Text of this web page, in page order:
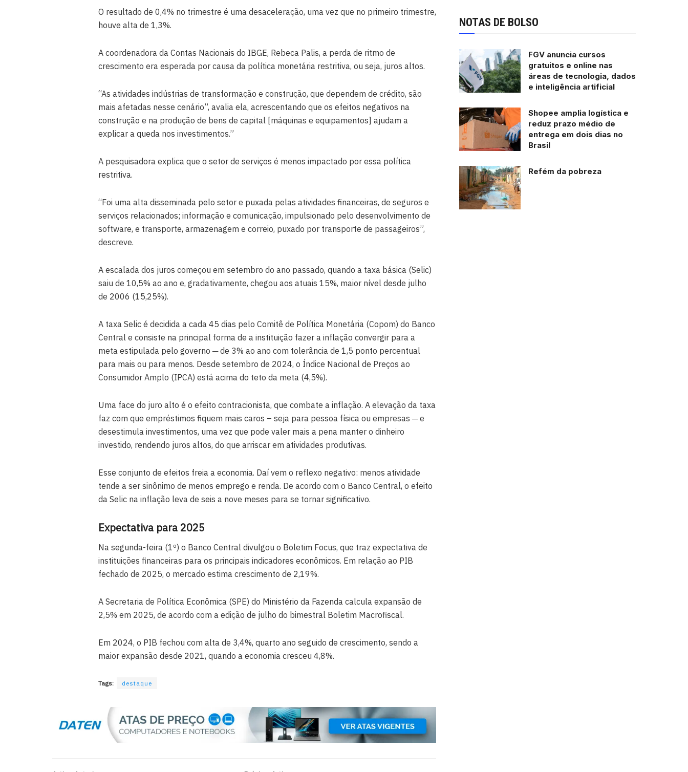
O resultado de 0,4% no trimestre é uma desaceleração, uma vez que no primeiro trimestre,
houve alta de 1,3%.
A coordenadora da Contas Nacionais do IBGE, Rebeca Palis, a perda de ritmo de
crescimento era esperada por causa da política monetária restritiva, ou seja, juros altos.
“As atividades indústrias de transformação e construção, que dependem de crédito, são
mais afetadas nesse cenário”, avalia ela, acrescentando que os efeitos negativos na
construção e na produção de bens de capital [máquinas e equipamentos] ajudam a
explicar a queda nos investimentos.”
A pesquisadora explica que o setor de serviços é menos impactado por essa política
restritiva.
“Foi uma alta disseminada pelo setor e puxada pelas atividades financeiras, de seguros e
serviços relacionados; informação e comunicação, impulsionado pelo desenvolvimento de
software, e transporte, armazenagem e correio, puxado por transporte de passageiros”,
descreve.
A escalada dos juros começou em setembro do ano passado, quando a taxa básica (Selic)
saiu de 10,5% ao ano e, gradativamente, chegou aos atuais 15%, maior nível desde julho
de 2006 (15,25%).
A taxa Selic é decidida a cada 45 dias pelo Comitê de Política Monetária (Copom) do Banco
Central e consiste na principal forma de a instituição fazer a inflação convergir para a
meta estipulada pelo governo ─ de 3% ao ano com tolerância de 1,5 ponto percentual
para mais ou para menos. Desde setembro de 2024, o Índice Nacional de Preços ao
Consumidor Amplo (IPCA) está acima do teto da meta (4,5%).
Uma face do juro alto é o efeito contracionista, que combate a inflação. A elevação da taxa
faz com que empréstimos fiquem mais caros – seja para pessoa física ou empresas ─ e
desestimula investimentos, uma vez que pode valer mais a pena manter o dinheiro
investido, rendendo juros altos, do que arriscar em atividades produtivas.
Esse conjunto de efeitos freia a economia. Daí vem o reflexo negativo: menos atividade
tende a ser sinônimo de menos emprego e renda. De acordo com o Banco Central, o efeito
da Selic na inflação leva de seis a nove meses para se tornar significativo.
Expectativa para 2025
Na segunda-feira (1º) o Banco Central divulgou o Boletim Focus, que traz expectativa de
instituições financeiras para os principais indicadores econômicos. Em relação ao PIB
fechado de 2025, o mercado estima crescimento de 2,19%.
A Secretaria de Política Econômica (SPE) do Ministério da Fazenda calcula expansão de
2,5% em 2025, de acordo com a edição de julho do bimestral Boletim Macrofiscal.
Em 2024, o PIB fechou com alta de 3,4%, quarto ano seguido de crescimento, sendo a
maior expansão desde 2021, quando a economia cresceu 4,8%.
Tags: destaque
NOTAS DE BOLSO
FGV anuncia cursos
gratuitos e online nas
áreas de tecnologia, dados
e inteligência artificial
Shopee amplia logística e
reduz prazo médio de
entrega em dois dias no
Brasil
Refém da pobreza